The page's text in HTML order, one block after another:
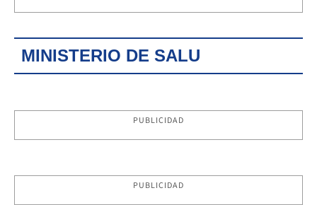
MINISTERIO DE SALU
PUBLICIDAD
PUBLICIDAD